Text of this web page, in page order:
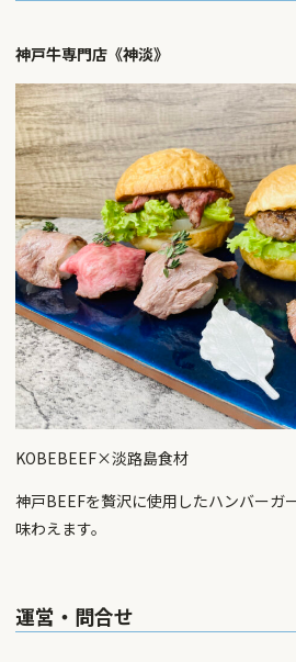
神戸牛専門店《神淡》
KOBEBEEF×淡路島食材
神戸BEEFを贅沢に使用したハンバーガ
味わえます。
運営・問合せ